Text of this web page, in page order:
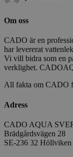
Om oss
CADO är en
har levererat
Vi vill bidra som en
verklighet.
All fakta om CADO
Adress
CADO AQUA
Brädgårdsvägen 28
SE-236 32 Höllviken